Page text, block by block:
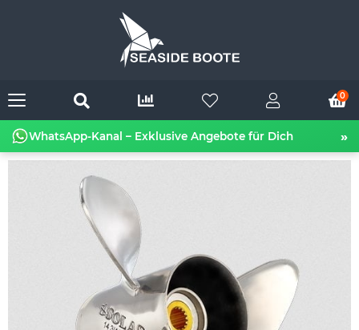
0
WhatsApp-Kanal – Exklusive Angebote für Dich »